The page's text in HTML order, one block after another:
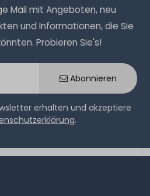
Mail mit Angeboten, neu
und Informationen, die Sie
Probieren Sie's!
Abonnieren
erhalten und akzeptiere
.